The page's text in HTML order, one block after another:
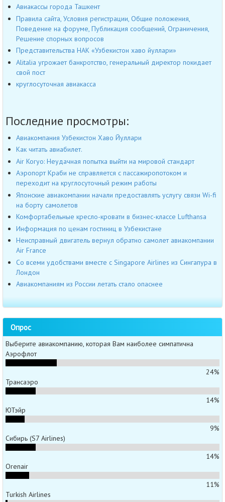
Авиакассы города Ташкент
Правила сайта, Условия регистрации, Общие положения,
Поведение на форуме, Публикация сообщений, Ограничения,
Решение спорных вопросов
Представительства НАК «Узбекистон хаво йуллари»
Alitalia угрожает банкротство, генеральный директор покидает
свой пост
круглосуточная авиакасса
Последние просмотры:
Авиакомпания Узбекистон Хаво Йуллари
Как читать авиабилет.
Air Koryo: Неудачная попытка выйти на мировой стандарт
Аэропорт Краби не справляется с пассажиропотоком и
переходит на круглосуточный режим работы
Японские авиакомпании начали предоставлять услугу связи Wi-fi
на борту самолетов
Комфортабельные кресло-кровати в бизнес-классе Lufthansa
Информация по ценам гостиниц в Узбекистане
Неисправный двигатель вернул обратно самолет авиакомпании
Air France
Со всеми удобствами вместе с Singapore Airlines из Сингапура в
Лондон
Авиакомпаниям из России летать стало опаснее
Опрос
Выберите авиакомпанию, которая Вам наиболее симпатична
Аэрофлот
24%
Трансаэро
14%
ЮТэйр
9%
Сибирь (S7 Airlines)
14%
Orenair
11%
Turkish Airlines